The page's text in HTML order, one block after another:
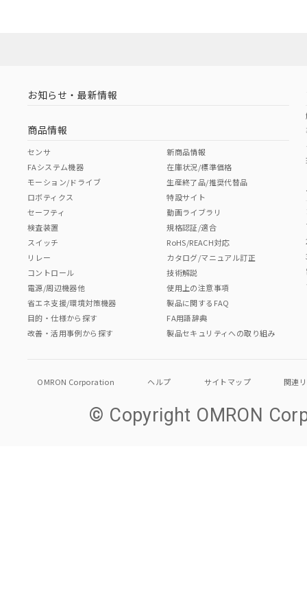
お知らせ・最新情報
商品情報
センサ
FAシステム機器
モーション/ドライブ
ロボティクス
セーフティ
検査装置
スイッチ
リレー
コントロール
電源/周辺機器他
省エネ支援/環境対策機器
目的・仕様から探す
改善・活用事例から探す
新商品情報
在庫状況/標準価格
生産終了品/推奨代替品
特設サイト
動画ライブラリ
規格認証/適合
RoHS/REACH対応
カタログ/マニュアル訂正
技術解説
使用上の注意事項
製品に関するFAQ
FA用語辞典
製品セキュリティへの取り組み
OMRON Corporation ヘルプ サイトマップ 関連
© Copyright OMRON